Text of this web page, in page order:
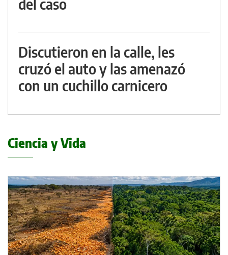
del caso
Discutieron en la calle, les
cruzó el auto y las amenazó
con un cuchillo carnicero
Ciencia y Vida